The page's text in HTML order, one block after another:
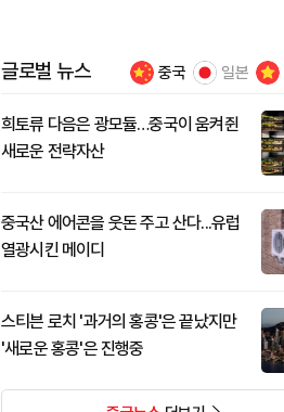
글로벌 뉴스 중국 일본
희토류 다음은 광모듈…중국이 움켜쥔
새로운 전략자산
중국산 에어콘을 웃돈 주고 산다...유럽
열광시킨 메이디
스티븐 로치 '과거의 홍콩'은 끝났지만
'새로운 홍콩'은 진행중